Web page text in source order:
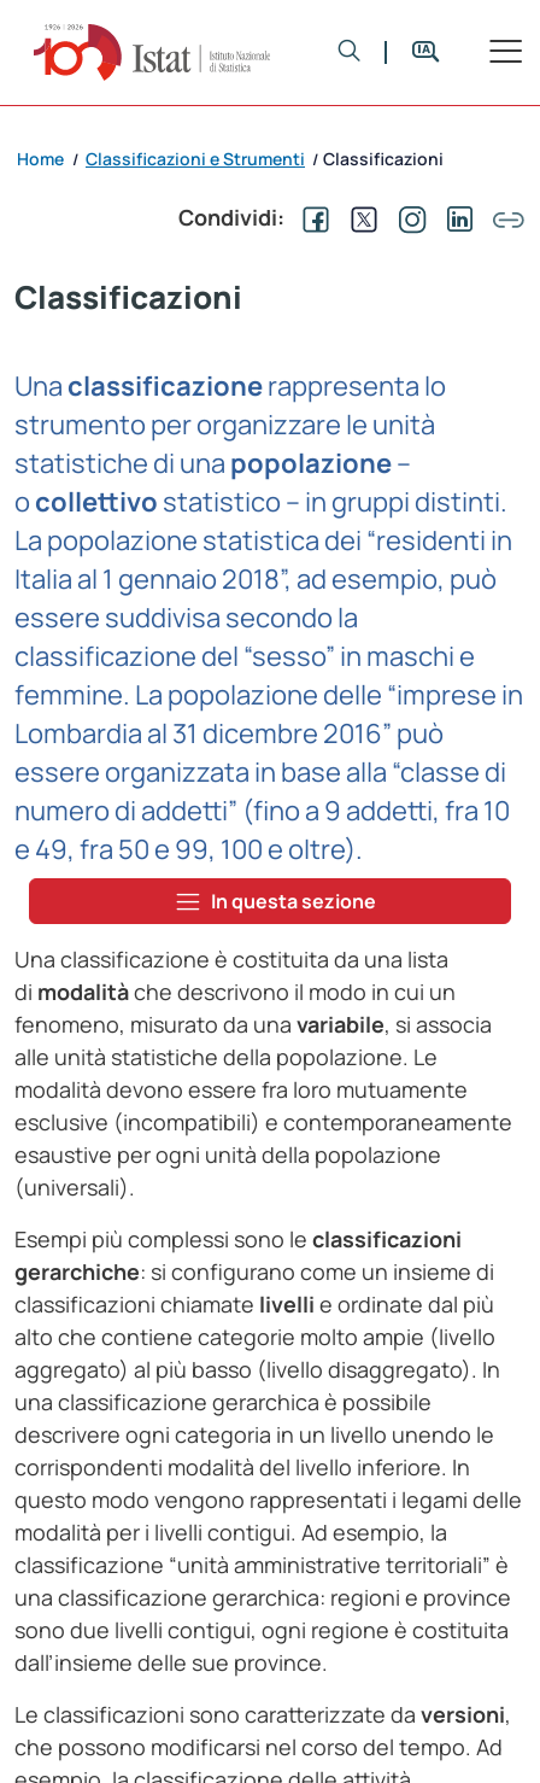
Home / Classificazioni e Strumenti / Classificazioni
Condividi:
Classificazioni
Una classificazionerappresenta lo
strumento per organizzare le unità
statistiche di una popolazione–
o collettivo statistico – in gruppi distinti.
La popolazione statistica dei “residenti in
Italia al 1 gennaio 2018”, ad esempio, può
essere suddivisa secondo la
classificazione del “sesso” in maschi e
femmine. La popolazione delle “imprese in
Lombardia al 31 dicembre 2016” può
essere organizzata in base alla “classe di
numero di addetti” (fino a 9 addetti, fra 10
e 49, fra 50 e 99, 100 e oltre).
In questa sezione
Una classificazione è costituita da una lista
di modalitàche descrivono il modo in cui un
fenomeno, misurato da una variabile, si associa
alle unità statistiche della popolazione. Le
modalità devono essere fra loro mutuamente
esclusive (incompatibili) e contemporaneamente
esaustive per ogni unità della popolazione
(universali).
Esempi più complessi sono le classificazioni
gerarchiche: si configurano come un insieme di
classificazioni chiamate livelli e ordinate dal più
alto che contiene categorie molto ampie (livello
aggregato) al più basso (livello disaggregato). In
una classificazione gerarchica è possibile
descrivere ogni categoria in un livello unendo le
corrispondenti modalità del livello inferiore. In
questo modo vengono rappresentati i legami delle
modalità per i livelli contigui. Ad esempio, la
classificazione “unità amministrative territoriali” è
una classificazione gerarchica: regioni e province
sono due livelli contigui, ogni regione è costituita
dall’insieme delle sue province.
Le classificazioni sono caratterizzate da versioni,
che possono modificarsi nel corso del tempo. Ad